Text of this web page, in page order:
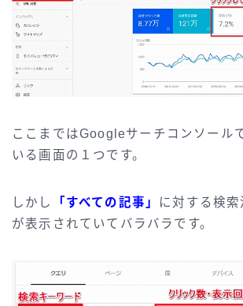
ここまではGoogleサーチコンソール
いる画面の１つです。
しかし 「すべての記事」
に対する検
が表示されていてバラバラです。